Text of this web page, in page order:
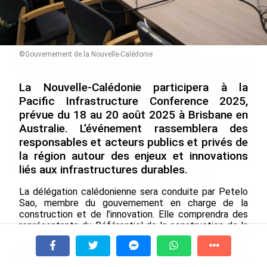
le nickel et le Pacifique
le 08/08/2026
Rapport 2025 de l’Ifremer :
un engagement décisif dans
les Outre-mer
le 07/08/2026
De Messi à Trump :
l’expérience internationale
du Martiniquais Benoît Etinof
au service du Karibea Sainte-
Luce en Martinique
le 07/08/2026
Avec VEENI, le Guadeloupéen Yanis
Foy entend participer au
développement tourist...
À la une Tv Radio A Propos
©Gouvernement de la Nouvelle-Calédonie
La Nouvelle-Calédonie participera à la
Pacific Infrastructure Conference 2025,
prévue du 18 au 20 août 2025 à Brisbane en
Australie. L’événement rassemblera des
responsables et acteurs publics et privés de
la région autour des enjeux et innovations
liés aux infrastructures durables.
La délégation calédonienne sera conduite par Petelo
Sao, membre du gouvernement en charge de la
construction et de l’innovation. Elle comprendra des
représentants du Référentiel de la construction de la
Nouvelle-Calédonie (RCNC), ainsi que des partenaires
privés du secteur, dont NCT&I et la Chambre de
commerce et d’industrie. Le déplacement est financé